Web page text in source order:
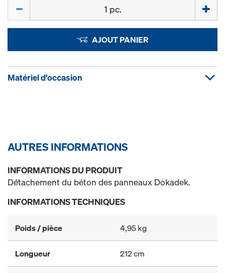
AJOUT PANIER
Matériel d'occasion
AUTRES INFORMATIONS
INFORMATIONS DU PRODUIT
Détachement du béton des panneaux Dokadek.
INFORMATIONS TECHNIQUES
Poids / pièce 4,95 kg
Longueur 212 cm